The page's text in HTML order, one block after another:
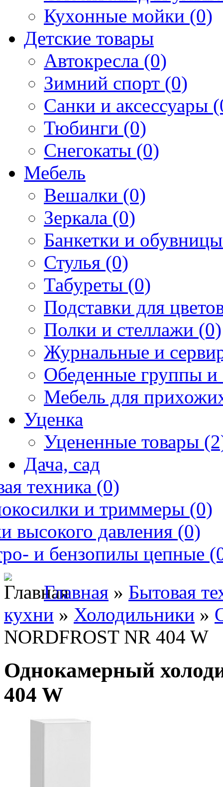
Кухонные мойки (0)
Детские товары
Автокресла (0)
Зимний спорт (0)
Санки и аксессуары
Тюбинги (0)
Снегокаты (0)
Мебель
Вешалки (0)
Зеркала (0)
Банкетки и
Стулья (0)
Табуреты (0)
Подставки для
Полки и стеллажи (0)
Журнальные и
Обеденные группы и
Мебель для
Уценка
Уцененные товары
Дача, сад
техника (0)
и триммеры (0)
высокого давления (0)
и бензопилы цепные
Главная » Бытовая
кухни » Холодильники »
NORDFROST NR 404 W
Однокамерный
404 W